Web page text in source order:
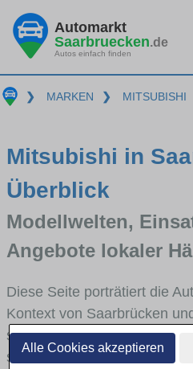
Alle Cookies akzeptieren
Automarkt
Saarbruecken.de
Autos einfach finden
❯ MARKEN ❯ MITSUBISHI
Mitsubishi in
Überblick
Modellwelten,
Angebote lokaler
Diese Seite porträtiert die
Kontext von Saarbrücken
skizzieren, in welchen
stark vertreten ist, welche